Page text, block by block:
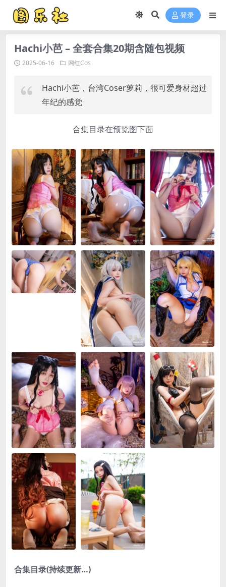
登录
Hachi小芭 – 全套合集20期含随包视频
2025-06-16 网红Cos
Hachi小芭，台湾Coser萝莉，很可爱身材超过
年纪的感觉
合集目录在预览图下面
合集目录(持续更新…)